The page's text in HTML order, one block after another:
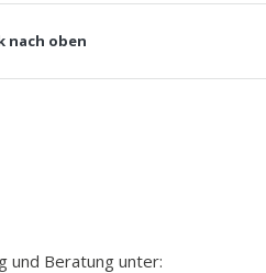
nach oben
und Beratung unter: